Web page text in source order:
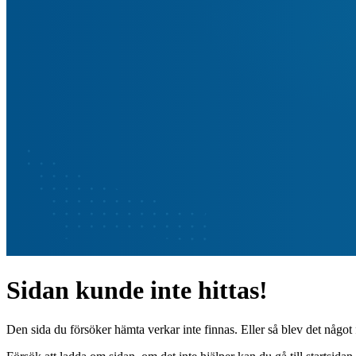
Sidan kunde inte hittas!
Den sida du försöker hämta verkar inte finnas. Eller så blev det